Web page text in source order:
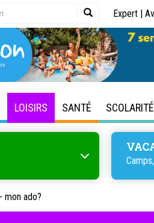
Expert |
LOISIRS SANTÉ SCOLARITÉ
mon ado?